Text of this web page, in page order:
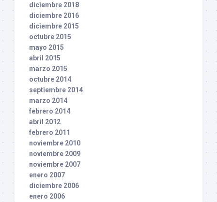
diciembre 2018
diciembre 2016
diciembre 2015
octubre 2015
mayo 2015
abril 2015
marzo 2015
octubre 2014
septiembre 2014
marzo 2014
febrero 2014
abril 2012
febrero 2011
noviembre 2010
noviembre 2009
noviembre 2007
enero 2007
diciembre 2006
enero 2006